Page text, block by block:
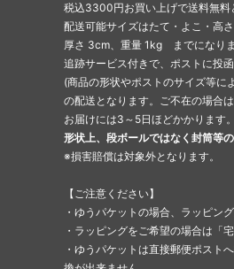
税込3300円お買い上げで送料無料
配送可能サイズはたて・よこ・高
厚さ 3cm、重量 1kg までになりま
追跡サービス付きで、ポストに投函
(商品の形状やポストのサイズ等に
の配送となります。ご不在の場合
お届けには3～5日ほどかかります。
形状上、段ボールではなく封筒等
※損害賠償は対象外となります。
【ご注意ください】
・ゆうパケットの場合、ラッピン
・ラッピングをご希望の場合は「
・ゆうパケットは直接郵便ポスト